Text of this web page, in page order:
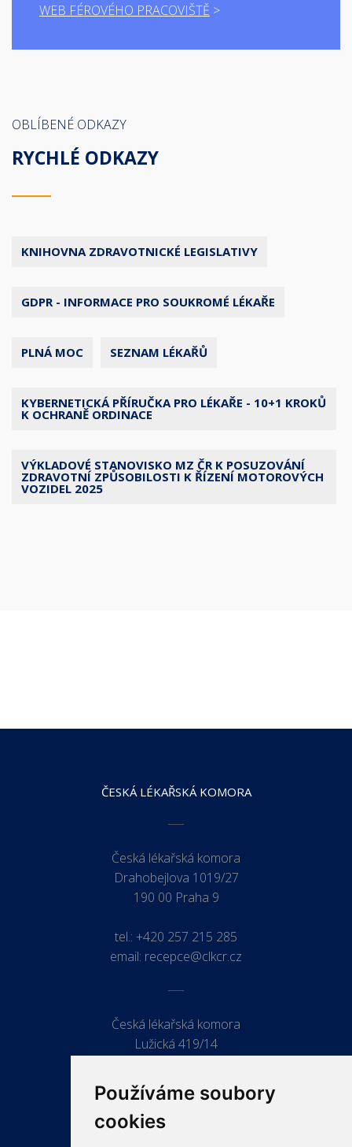
Používáme soubory
cookies
WEB FÉROVÉHO PRACOVIŠTĚ
OBLÍBENÉ ODKAZY
RYCHLÉ ODKAZY
KNIHOVNA ZDRAVOTNICKÉ LEGISLATIVY
GDPR - INFORMACE PRO SOUKROMÉ LÉKAŘE
PLNÁ MOC SEZNAM LÉKAŘŮ
KYBERNETICKÁ PŘÍRUČKA PRO LÉKAŘE - 10+1 KROKŮ
K OCHRANĚ ORDINACE
VÝKLADOVÉ STANOVISKO MZ ČR K POSUZOVÁNÍ
ZDRAVOTNÍ ZPŮSOBILOSTI K ŘÍZENÍ MOTOROVÝCH
VOZIDEL 2025
ČESKÁ LÉKAŘSKÁ KOMORA
Česká lékařská komora
Drahobejlova 1019/27
190 00 Praha 9
tel.: +420 257 215 285
email: recepce@clkcr.cz
Česká lékařská komora
Lužická 419/14